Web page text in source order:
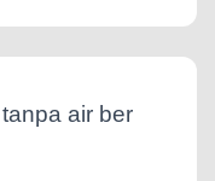
air ber